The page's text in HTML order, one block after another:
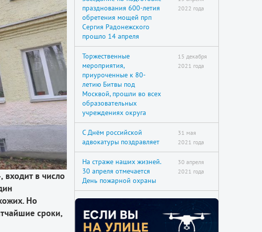
в число
Но
сроки,
празднования 600-летия
обретения мощей прп
Сергия Радонежского
прошло 14 апреля
2022 года
Торжественные
мероприятия,
приуроченные к 80-
летию Битвы под
Москвой, прошли во всех
образовательных
учреждениях округа
15 декабря
2021 года
С Днём российской
адвокатуры поздравляет
31 мая
2021 года
На страже наших жизней.
30 апреля отмечается
День пожарной охраны
30 апреля
2021 года